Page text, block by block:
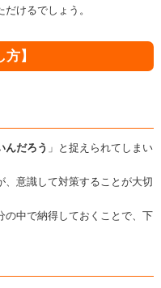
けるでしょう。
】
んだろう 」と捉えられてしまい
、意識して対策することが大切
の中で納得しておくことで、下